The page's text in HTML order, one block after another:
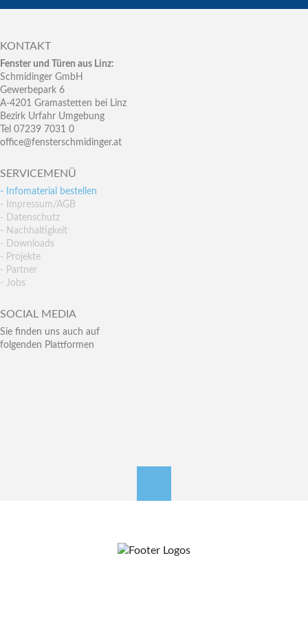
KONTAKT
Fenster und Türen aus Linz:
Schmidinger GmbH
Gewerbepark 6
A-4201 Gramastetten bei Linz
Bezirk Urfahr Umgebung
Tel 07239 7031 0
office@fensterschmidinger.at
SERVICEMENÜ
- Infomaterial bestellen
- Impressum/AGB
- Datenschutz
- Nachhaltigkeit
- Downloads
- Projekte
- Partner
- Jobs
SOCIAL MEDIA
Sie finden uns auch auf
folgenden Plattformen